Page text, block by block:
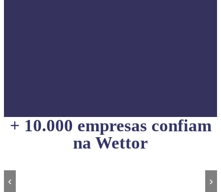
+ 10.000 empresas confiam
na Wettor
‹ ›